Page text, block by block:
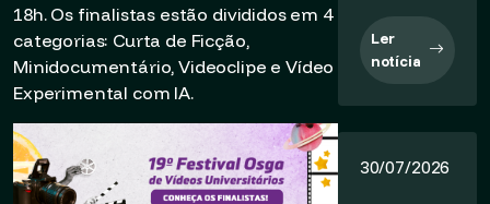
18h. Os finalistas estão divididos em 4
categorias: Curta de Ficção,
Minidocumentário, Videoclipe e Vídeo
Experimental com IA.
Ler
notícia
30/07/2026